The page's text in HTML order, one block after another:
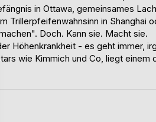
in Ottawa, gemeinsames
Trillerpfeifenwahnsinn in Shanghai
Doch. Kann sie. Macht sie.
Höhenkrankheit - es geht immer,
wie Kimmich und Co, liegt einem